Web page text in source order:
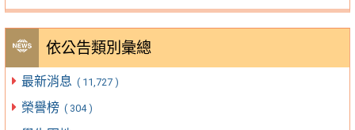
依公告類別彙總
最新消息 ( 11,727 )
榮譽榜 ( 304 )